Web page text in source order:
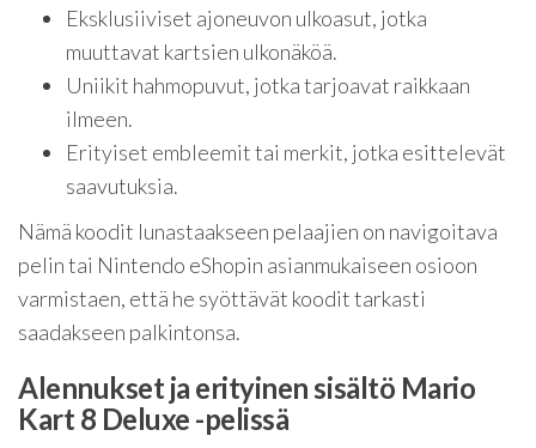
Eksklusiiviset ajoneuvon ulkoasut, jotka
muuttavat kartsien ulkonäköä.
Uniikit hahmopuvut, jotka tarjoavat raikkaan
ilmeen.
Erityiset embleemit tai merkit, jotka esittelevät
saavutuksia.
Nämä koodit lunastaakseen pelaajien on navigoitava
pelin tai Nintendo eShopin asianmukaiseen osioon
varmistaen, että he syöttävät koodit tarkasti
saadakseen palkintonsa.
Alennukset ja erityinen sisältö Mario
Kart 8 Deluxe -pelissä